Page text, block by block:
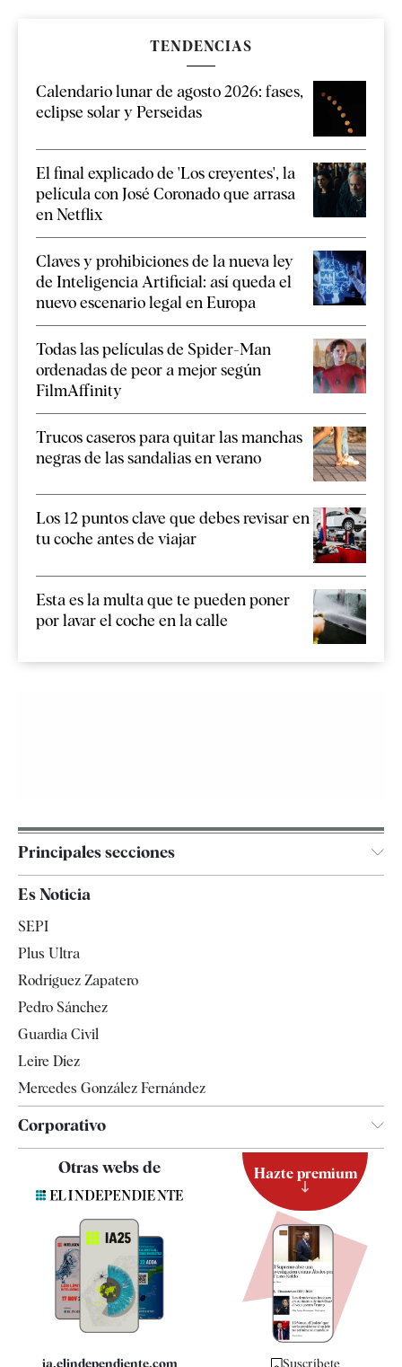
TENDENCIAS
Calendario lunar de agosto 2026: fases,
eclipse solar y Perseidas
El final explicado de 'Los creyentes', la
película con José Coronado que arrasa
en Netflix
Claves y prohibiciones de la nueva ley
de Inteligencia Artificial: así queda el
nuevo escenario legal en Europa
Todas las películas de Spider-Man
ordenadas de peor a mejor según
FilmAffinity
Trucos caseros para quitar las manchas
negras de las sandalias en verano
Los 12 puntos clave que debes revisar en
tu coche antes de viajar
Esta es la multa que te pueden poner
por lavar el coche en la calle
Principales secciones
España
Televisión
Es Noticia
SEPI
Plus Ultra
Rodríguez Zapatero
Pedro Sánchez
Guardia Civil
Leire Díez
Mercedes González Fernández
Corporativo
Contacto
Quiénes somos
Especificaciones
Otras webs de
ia.elindependiente.com
Hazte premium
Suscríbete